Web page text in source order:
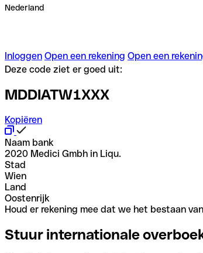
Nederland
Inloggen Open een rekening Open een
Deze code ziet er goed uit:
MDDIATW1XXX
Kopiëren
Naam bank
2020 Medici Gmbh in Liqu.
Stad
Wien
Land
Oostenrijk
Houd er rekening mee dat we het bestaan
Stuur internationale